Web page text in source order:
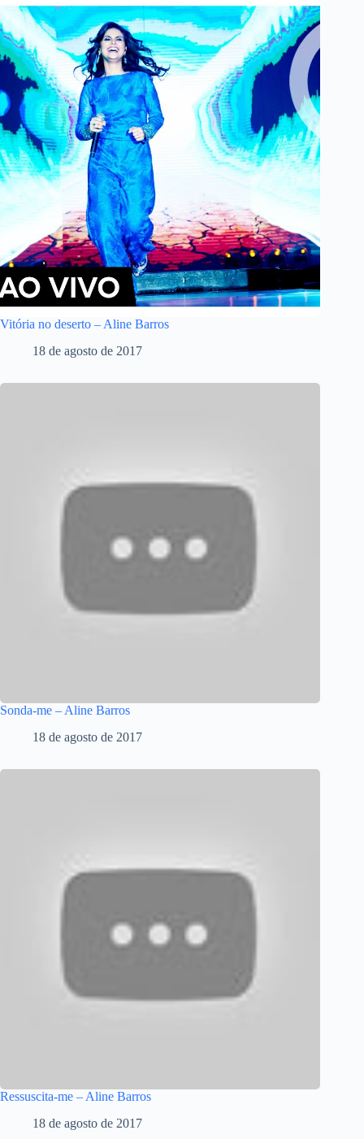
Vitória no deserto – Aline Barros
18 de agosto de 2017
Sonda-me – Aline Barros
18 de agosto de 2017
Ressuscita-me – Aline Barros
18 de agosto de 2017